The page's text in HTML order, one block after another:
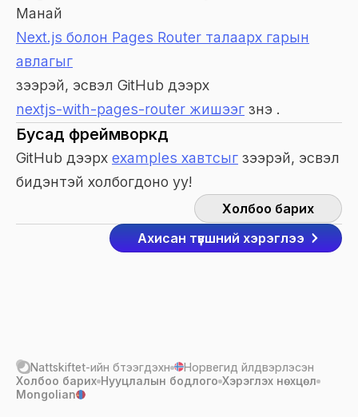
Манай
Next.js болон Pages Router талаарх гарын
авлагыг
үзээрэй, эсвэл GitHub дээрх
nextjs-with-pages-router жишээг үзнэ үү.
Бусад фреймворкүүд
GitHub дээрх examples хавтсыг үзээрэй, эсвэл
бидэнтэй холбогдоно уу!
Холбоо барих
Ахисан түвшний хэрэглээ
Nattskiftet-ийн бүтээгдэхүүн
Норвегид үйлдвэрлэсэн
Холбоо барих Нууцлалын бодлого Хэрэглэх нөхцөл
Mongolian